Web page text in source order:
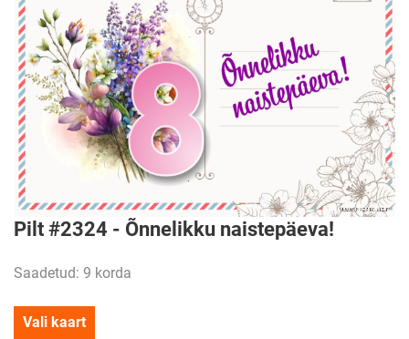
Pilt #2324 - Õnnelikku naistepäeva!
Saadetud: 9 korda
Vali kaart